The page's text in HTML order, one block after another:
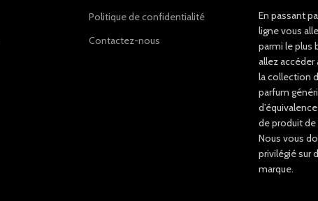
Politique de confidentialité
Contactez-nous
En passant
ligne vous
parmi le plus
allez accéder
la collection
parfum
de produit
Nous vous
privilégié sur
marque.